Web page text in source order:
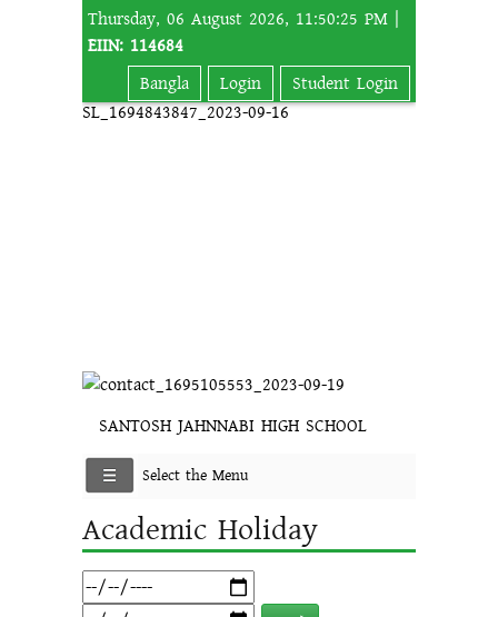
Thursday, 06 August 2026, 11:50:25 PM |
EIIN: 114684
Bangla
Login Student Login
SANTOSH JAHNNABI HIGH SCHOOL
Select the Menu
Academic Holiday